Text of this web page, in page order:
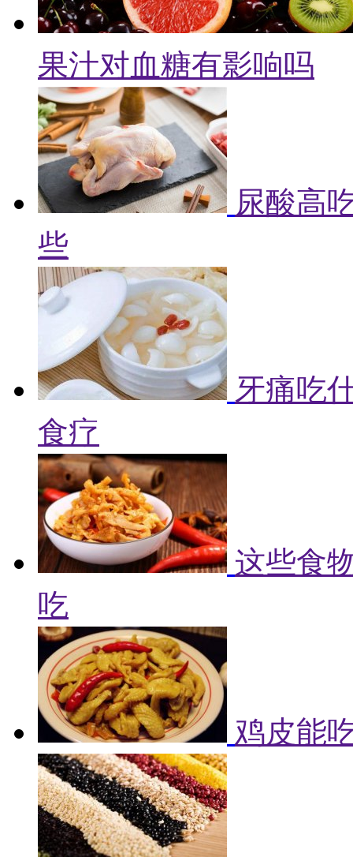
果汁对血糖有影响吗
尿酸高
些
牙痛吃
食疗
这些食
吃
鸡皮能